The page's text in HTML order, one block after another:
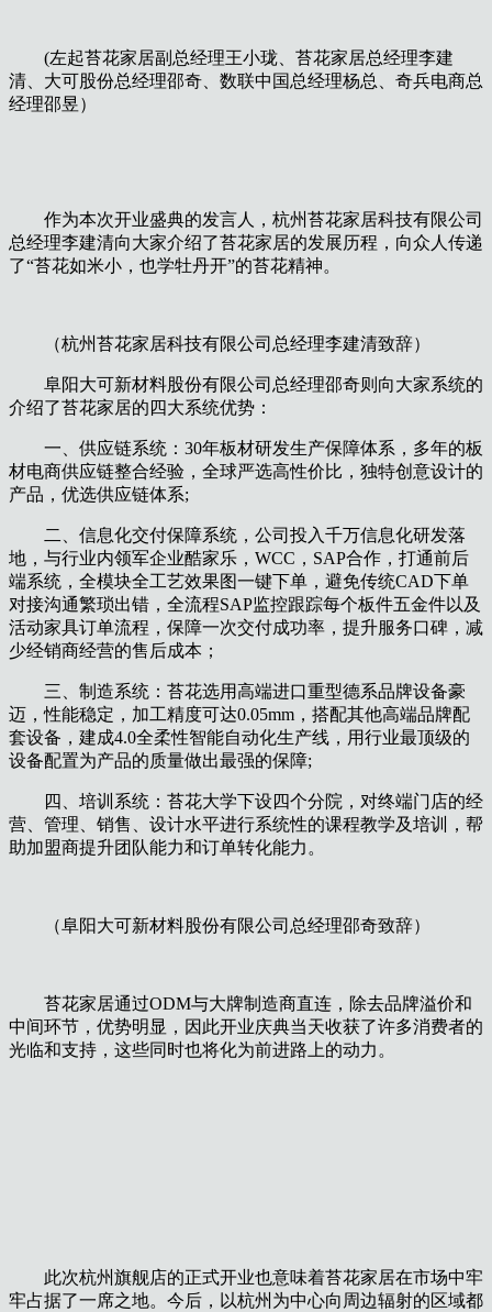
(左起苔花家居副总经理王小珑、苔花家居总经理李建
清、大可股份总经理邵奇、数联中国总经理杨总、奇兵电商总
经理邵昱）
作为本次开业盛典的发言人，杭州苔花家居科技有限公司
总经理李建清向大家介绍了苔花家居的发展历程，向众人传递
了“苔花如米小，也学牡丹开”的苔花精神。
（杭州苔花家居科技有限公司总经理李建清致辞）
阜阳大可新材料股份有限公司总经理邵奇则向大家系统的
介绍了苔花家居的四大系统优势：
一、供应链系统：30年板材研发生产保障体系，多年的板
材电商供应链整合经验，全球严选高性价比，独特创意设计的
产品，优选供应链体系;
二、信息化交付保障系统，公司投入千万信息化研发落
地，与行业内领军企业酷家乐，WCC，SAP合作，打通前后
端系统，全模块全工艺效果图一键下单，避免传统CAD下单
对接沟通繁琐出错，全流程SAP监控跟踪每个板件五金件以及
活动家具订单流程，保障一次交付成功率，提升服务口碑，减
少经销商经营的售后成本；
三、制造系统：苔花选用高端进口重型德系品牌设备豪
迈，性能稳定，加工精度可达0.05mm，搭配其他高端品牌配
套设备，建成4.0全柔性智能自动化生产线，用行业最顶级的
设备配置为产品的质量做出最强的保障;
四、培训系统：苔花大学下设四个分院，对终端门店的经
营、管理、销售、设计水平进行系统性的课程教学及培训，帮
助加盟商提升团队能力和订单转化能力。
（阜阳大可新材料股份有限公司总经理邵奇致辞）
苔花家居通过ODM与大牌制造商直连，除去品牌溢价和
中间环节，优势明显，因此开业庆典当天收获了许多消费者的
光临和支持，这些同时也将化为前进路上的动力。
此次杭州旗舰店的正式开业也意味着苔花家居在市场中牢
牢占据了一席之地。今后，以杭州为中心向周边辐射的区域都